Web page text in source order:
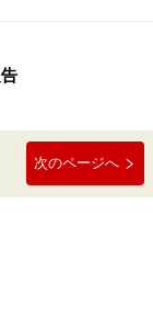
次のページへ